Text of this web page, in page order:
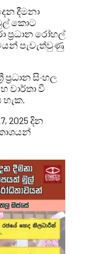
දීමනා
කොට
ප්‍රධාන රෝහල්
පැවැත්වුණු
සිංහල
වාර්තා වී
2025 දින